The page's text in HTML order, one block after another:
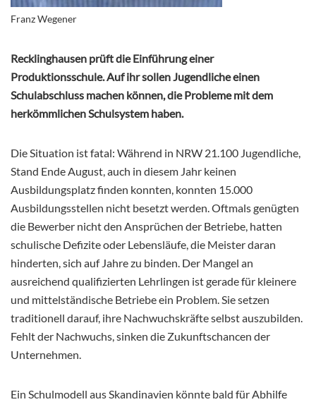
Franz Wegener
Recklinghausen prüft die Einführung einer
Produktionsschule. Auf ihr sollen Jugendliche einen
Schulabschluss machen können, die Probleme mit dem
herkömmlichen Schulsystem haben.
Die Situation ist fatal: Während in NRW 21.100 Jugendliche,
Stand Ende August, auch in diesem Jahr keinen
Ausbildungsplatz finden konnten, konnten 15.000
Ausbildungsstellen nicht besetzt werden. Oftmals genügten
die Bewerber nicht den Ansprüchen der Betriebe, hatten
schulische Defizite oder Lebensläufe, die Meister daran
hinderten, sich auf Jahre zu binden. Der Mangel an
ausreichend qualifizierten Lehrlingen ist gerade für kleinere
und mittelständische Betriebe ein Problem. Sie setzen
traditionell darauf, ihre Nachwuchskräfte selbst auszubilden.
Fehlt der Nachwuchs, sinken die Zukunftschancen der
Unternehmen.
Ein Schulmodell aus Skandinavien könnte bald für Abhilfe